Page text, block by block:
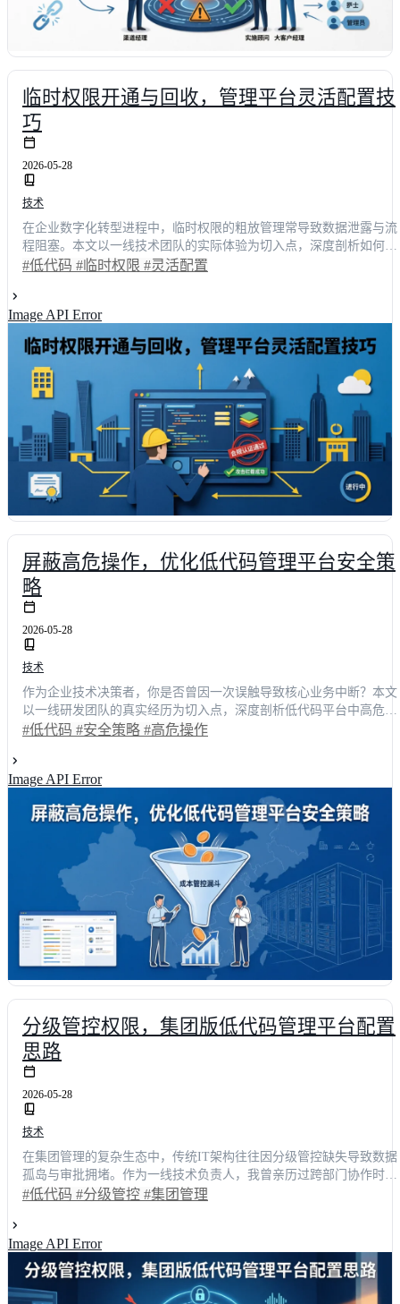
临时权限开通与回收，管理平台灵活配置技
巧
2026-05-28
技术
在企业数字化转型进程中，临时权限的粗放管理常导致数据泄露与流
程阻塞。本文以一线技术团队的实际体验为切入点，深度剖析如何通
过低代码架构实现权限的动态管控。我们将分享一套经过验证的灵活
率下降至**0.3%**以下。无论您是寻求技术选型的决策者，还是负责
系统落地的开发负责人，本文都将提供可直接复用的最佳实践，助您
彻底告别繁琐的人工运维，打造安全高效的数字化底座。
#低代码 #临时权限 #灵活配置
Image API Error
屏蔽高危操作，优化低代码管理平台安全策
略
2026-05-28
技术
作为企业技术决策者，你是否曾因一次误触导致核心业务中断？本文
以一线研发团队的真实经历为切入点，深度剖析低代码平台中高危操
作的隐蔽风险。通过引入动态拦截与细粒度管控，我们将事故率降低
坑指南与实操建议。
#低代码 #安全策略 #高危操作
Image API Error
分级管控权限，集团版低代码管理平台配置
思路
2026-05-28
技术
在集团管理的复杂生态中，传统IT架构往往因分级管控缺失导致数据
孤岛与审批拥堵。作为一线技术负责人，我曾亲历过跨部门协作时权
限反复调整的煎熬。本文从真实用户视角出发，深度剖析企业级低代
将部署周期缩短至4小时，整体协同效率提升42%，为技术决策者提
一套可落地的配置蓝图与避坑指南。
#低代码 #分级管控 #集团管理
Image API Error